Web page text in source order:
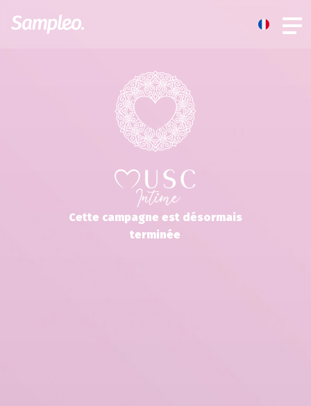
Cette campagne est désormais
terminée